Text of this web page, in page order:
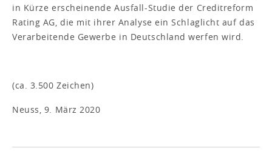
in Kürze erscheinende Ausfall-Studie der Creditreform
Rating AG, die mit ihrer Analyse ein Schlaglicht auf das
Verarbeitende Gewerbe in Deutschland werfen wird.
(ca. 3.500 Zeichen)
Neuss, 9. März 2020